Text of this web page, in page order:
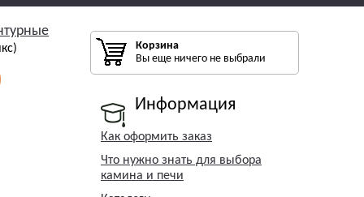
Корзина
Вы еще ничего не выбрали
Информация
Как оформить заказ
Что нужно знать для выбора
камина и печи